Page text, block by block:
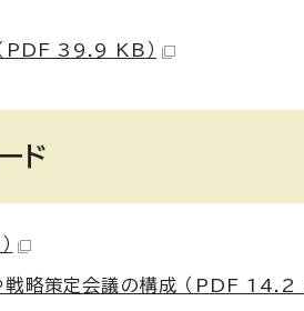
PDF 39.9 KB）
ド
略策定会議の構成 （PDF 14.2